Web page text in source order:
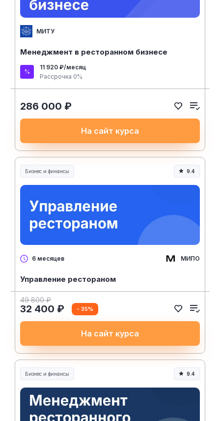
МИТУ
Менеджмент в ресторанном бизнесе
11 920 ₽/месяц
Рассрочка 0%
286 000 ₽
На сайт курса
Бизнес и финансы 9.4
6 месяцев МИПО
Управление рестораном
49 800 ₽
32 400 ₽ - 35%
На сайт курса
Бизнес и финансы 9.4